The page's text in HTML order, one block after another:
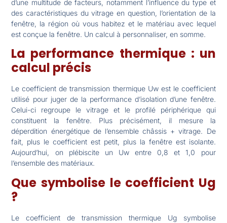
d’une multitude de facteurs, notamment l’influence du type et
des caractéristiques du vitrage en question, l’orientation de la
fenêtre, la région où vous habitez et le matériau avec lequel
est conçue la fenêtre. Un calcul à personnaliser, en somme.
La performance thermique : un
calcul précis
Le coefficient de transmission thermique Uw est le coefficient
utilisé pour juger de la performance d’isolation d’une fenêtre.
Celui-ci regroupe le vitrage et le profilé périphérique qui
constituent la fenêtre. Plus précisément, il mesure la
déperdition énergétique de l’ensemble châssis + vitrage. De
fait, plus le coefficient est petit, plus la fenêtre est isolante.
Aujourd’hui, on plébiscite un Uw entre 0,8 et 1,0 pour
l’ensemble des matériaux.
Que symbolise le coefficient Ug
?
Le coefficient de transmission thermique Ug symbolise